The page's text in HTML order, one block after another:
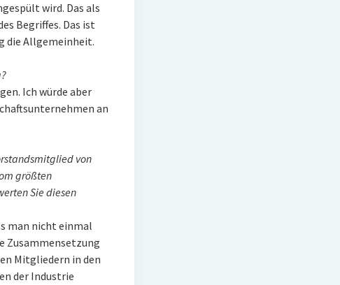
wird. Das als
Begriffes. Das ist
die Allgemeinheit.
Ich würde aber
an
von
größten
Sie diesen
man nicht einmal
Zusammensetzung
Mitgliedern in den
der Industrie